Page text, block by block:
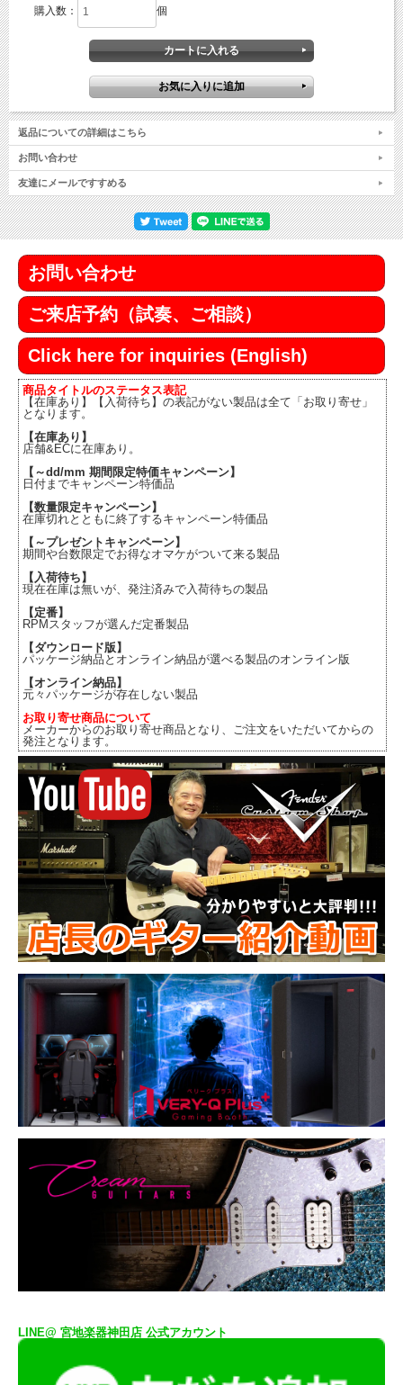
購入数： 個
返品についての詳細はこちら
お問い合わせ
友達にメールですすめる
お問い合わせ
ご来店予約（試奏、ご相談）
Click here for inquiries (English)
商品タイトルのステータス表記
【在庫あり】【入荷待ち】の表記がない製品は全て「お取り寄せ」
となります。
【在庫あり】
店舗&ECに在庫あり。
【～dd/mm 期間限定特価キャンペーン】
日付までキャンペーン特価品
【数量限定キャンペーン】
在庫切れとともに終了するキャンペーン特価品
【～プレゼントキャンペーン】
期間や台数限定でお得なオマケがついて来る製品
【入荷待ち】
現在在庫は無いが、発注済みで入荷待ちの製品
【定番】
RPMスタッフが選んだ定番製品
【ダウンロード版】
パッケージ納品とオンライン納品が選べる製品のオンライン版
【オンライン納品】
元々パッケージが存在しない製品
お取り寄せ商品について
メーカーからのお取り寄せ商品となり、ご注文をいただいてからの
発注となります。
LINE@ 宮地楽器神田店 公式アカウント